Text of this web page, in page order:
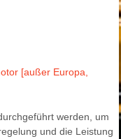
[außer Europa,
werden, um
und die Leistung